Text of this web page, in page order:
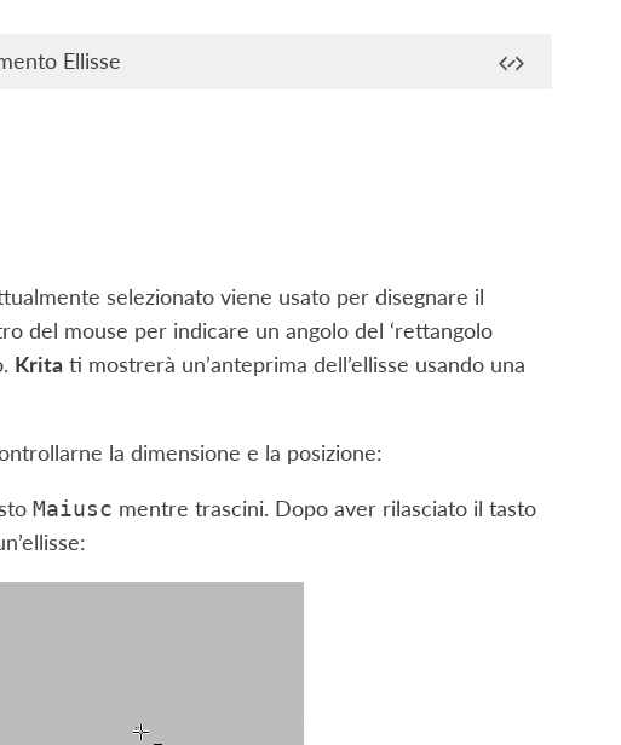
Ellisse
selezionato viene usato per disegnare il
del mouse per indicare un angolo del ‘rettangolo
Kritati mostrerà un’anteprima dell’ellisse usando una
la dimensione e la posizione:
Maiusc mentre trascini. Dopo aver rilasciato il tasto